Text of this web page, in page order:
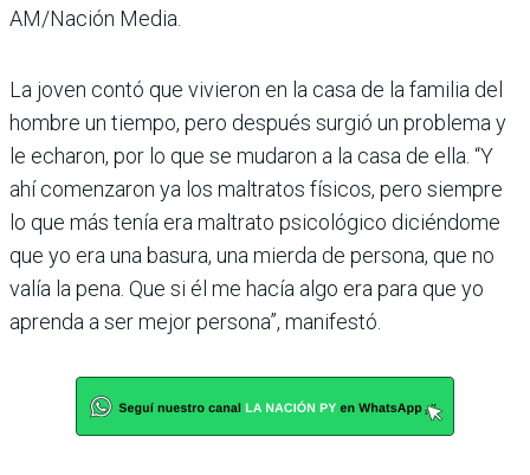
AM/Nación Media.
La joven contó que vivieron en la casa de la familia del
hombre un tiempo, pero des­pués surgió un problema y
le echaron, por lo que se muda­ron a la casa de ella. “Y
ahí comenzaron ya los maltratos físicos, pero siempre
lo que más tenía era maltrato psi­cológico diciéndome
que yo era una basura, una mierda de persona, que no
valía la pena. Que si él me hacía algo era para que yo
aprenda a ser mejor persona”, manifestó.